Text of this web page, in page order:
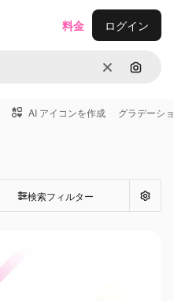
消去 画像で
料金 ログイン
AI アイコンを作成 グラデーシ
検索フィルター